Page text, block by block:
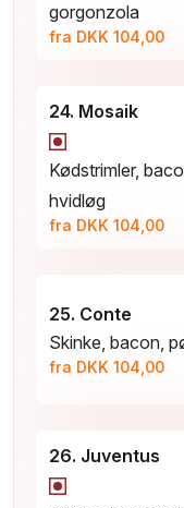
gorgonzola
fra DKK 104,00
24. Mosaik
Kødstrimler,
hvidløg
fra DKK 104,00
25. Conte
Skinke, bacon,
fra DKK 104,00
26. Juventus